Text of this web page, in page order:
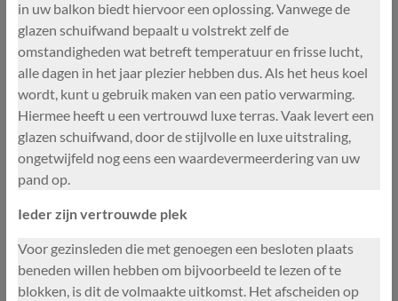
in uw balkon biedt hiervoor een oplossing. Vanwege de
glazen schuifwand bepaalt u volstrekt zelf de
omstandigheden wat betreft temperatuur en frisse lucht,
alle dagen in het jaar plezier hebben dus. Als het heus koel
wordt, kunt u gebruik maken van een patio verwarming.
Hiermee heeft u een vertrouwd luxe terras. Vaak levert een
glazen schuifwand, door de stijlvolle en luxe uitstraling,
ongetwijfeld nog eens een waardevermeerdering van uw
pand op.
Ieder zijn vertrouwde plek
Voor gezinsleden die met genoegen een besloten plaats
beneden willen hebben om bijvoorbeeld te lezen of te
blokken, is dit de volmaakte uitkomst. Het afscheiden op